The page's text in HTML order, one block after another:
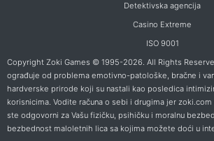
Detektivska agencija
Casino Extreme
ISO 9001
Copyright Zoki Games © 1995-2026. All Rights
ograđuje od problema emotivno-patološke, bračne i
hardverske prirode koji su nastali kao posledica
korisnicima. Vodite računa o sebi i drugima jer
ste odgovorni za Vašu fizičku, psihičku i moralnu
bezbednost maloletnih lica sa kojima možete doći u